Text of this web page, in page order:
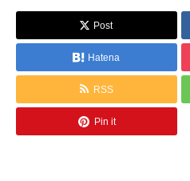
Post
Hatena
RSS
Pin it